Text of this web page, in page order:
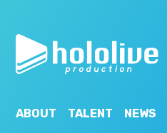
ABOUT TALENT NEWS